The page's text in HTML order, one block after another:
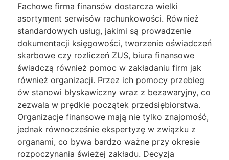
Fachowe firma finansów dostarcza wielki
asortyment serwisów rachunkowości. Również
standardowych usług, jakimi są prowadzenie
dokumentacji księgowości, tworzenie oświadczeń
skarbowe czy rozliczeń ZUS, biura finansowe
świadczą również pomoc w zakładaniu firm jak
również organizacji. Przez ich pomocy przebieg
ów stanowi błyskawiczny wraz z bezawaryjny, co
zezwala w prędkie początek przedsiębiorstwa.
Organizacje finansowe mają nie tylko znajomość,
jednak równocześnie ekspertyzę w związku z
organami, co bywa bardzo ważne przy okresie
rozpoczynania świeżej zakładu. Decyzja